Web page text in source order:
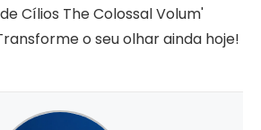
Cílios The Colossal Volum'
o seu olhar ainda hoje!